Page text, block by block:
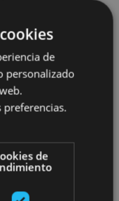
de
personalizado
preferencias.
de